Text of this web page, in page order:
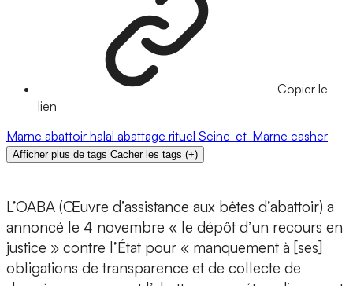
Copier le
lien
Marne abattoir halal abattage rituel Seine-et-Marne casher
Afficher plus de tags Cacher les tags (+)
L’OABA (Œuvre d’assistance aux bêtes d’abattoir) a
annoncé le 4 novembre « le dépôt d’un recours en
justice » contre l’État pour « manquement à [ses]
obligations de transparence et de collecte de